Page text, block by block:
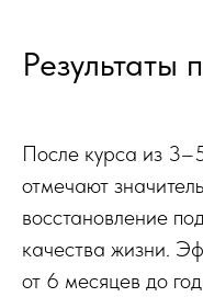
Результаты
После курса из
отмечают
восстановление
качества жизни.
от 6 месяцев до